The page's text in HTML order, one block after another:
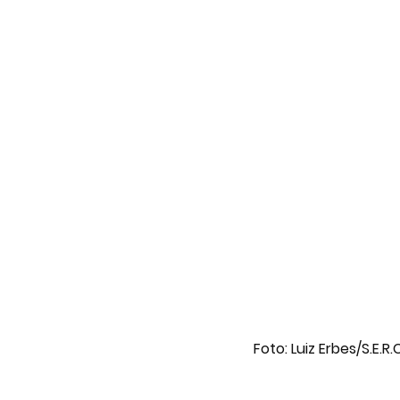
Foto: Luiz Erbes/